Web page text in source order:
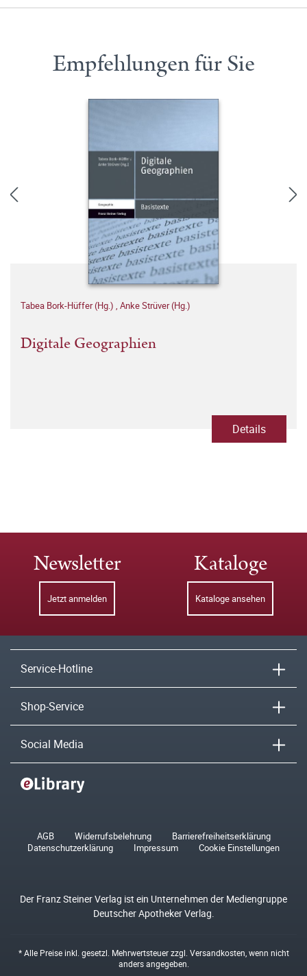
Empfehlungen für Sie
Tabea Bork-Hüffer (Hg.) , Anke Strüver (Hg.)
Digitale Geographien
Details
Newsletter
Jetzt anmelden
Kataloge
Kataloge ansehen
Service-Hotline
Shop-Service
Social Media
AGB Widerrufsbelehrung
Barrierefreiheitserklärung
Datenschutzerklärung
Impressum Cookie Einstellungen
Der Franz Steiner Verlag ist ein Unternehmen der Mediengruppe
Deutscher Apotheker Verlag.
* Alle Preise inkl. gesetzl. Mehrwertsteuer zzgl. Versandkosten , wenn nicht
anders angegeben.